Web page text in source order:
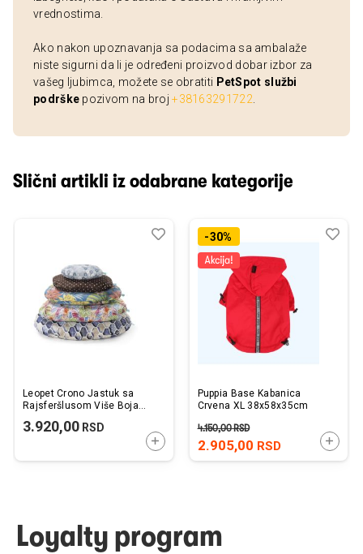
vrednostima.
Ako nakon upoznavanja sa podacima sa ambalaže
niste sigurni da li je određeni proizvod dobar izbor za
vašeg ljubimca, možete se obratiti PetSpot službi
podrške pozivom na broj+38163291722
Slični artikli iz odabrane kategorije
Leopet Crono Jastuk sa
Rajsferšlusom Više Boja
3.920,00 RSD
DODAJTE U KORPU
Dodaj
Uporedi-30%
Puppia Base Kabanica
Crvena XL 38x58x35cm
2.905,00 RSD
4.150,00RSD
Loyalty program